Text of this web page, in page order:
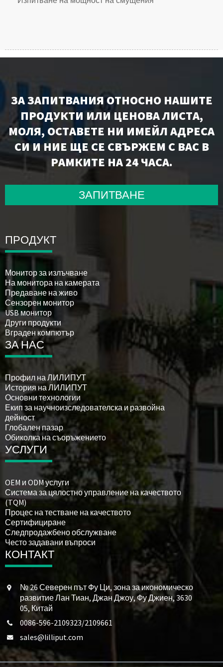
ЗА ЗАПИТВАНИЯ ОТНОСНО НАШИТЕ
ПРОДУКТИ ИЛИ ЦЕНОВА ЛИСТА,
МОЛЯ, ОСТАВЕТЕ НИ ИМЕЙЛ АДРЕСА
СИ И НИЕ ЩЕ СЕ СВЪРЖЕМ С ВАС В
РАМКИТЕ НА 24 ЧАСА.
ЗАПИТВАНЕ
ПРОДУКТ
Монитор за излъчване
На монитора на камерата
Предаване на живо
Сензорен монитор
USB монитор
Други продукти
Вграден компютър
ЗА НАС
Профил на ЛИЛИПУТ
История на ЛИЛИПУТ
Основни технологии
Екип за научноизследователска и развойна
дейност
Глобален пазар
Обиколка на съоръжението
УСЛУГИ
OEM и ODM услуги
Система за цялостно управление на качеството
(TQM)
Процес на тестване на качеството
Сертифициране
Следпродажбено обслужване
Често задавани въпроси
КОНТАКТ
№ 26 Северен път Фу Ци, зона за икономическо
развитие Лан Тиан, Джан Джоу, Фу Джиен, 3630
05, Китай
0086-596-2109323/2109661
sales@lilliput.com